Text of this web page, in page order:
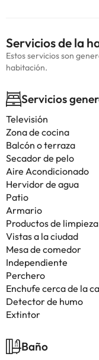
Servicios de la
Estos servicios son
habitación.
Servicios
Televisión
Zona de cocina
Balcón o terraza
Secador de pelo
Aire Acondicionado
Hervidor de agua
Patio
Armario
Productos de limpieza
Vistas a la ciudad
Mesa de comedor
Independiente
Perchero
Enchufe cerca de la
Detector de humo
Extintor
Baño